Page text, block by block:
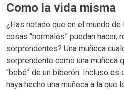
Como la vida misma
¿Has notado que en el mundo
cosas “normales” puedan hacer,
sorprendentes? Una muñeca
sorprendente como una muñeca
“bebé” de un biberón. Incluso es
haya hecho una muñeca a la que